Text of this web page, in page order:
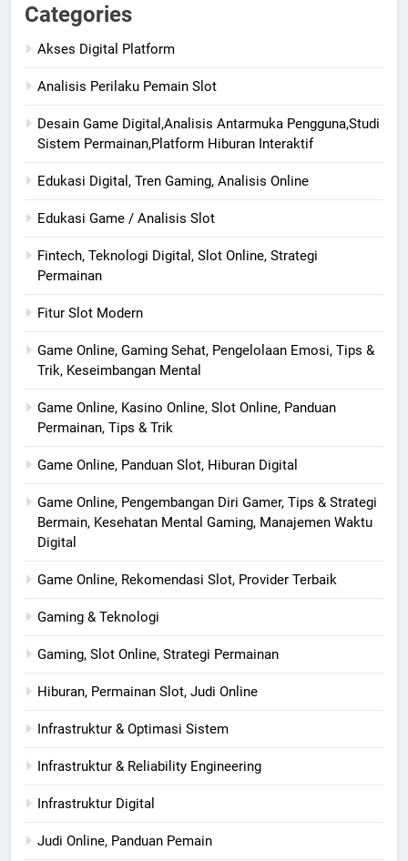
Categories
Akses Digital Platform
Analisis Perilaku Pemain Slot
Desain Game Digital,Analisis Antarmuka Pengguna,Studi
Sistem Permainan,Platform Hiburan Interaktif
Edukasi Digital, Tren Gaming, Analisis Online
Edukasi Game / Analisis Slot
Fintech, Teknologi Digital, Slot Online, Strategi
Permainan
Fitur Slot Modern
Game Online, Gaming Sehat, Pengelolaan Emosi, Tips &
Trik, Keseimbangan Mental
Game Online, Kasino Online, Slot Online, Panduan
Permainan, Tips & Trik
Game Online, Panduan Slot, Hiburan Digital
Game Online, Pengembangan Diri Gamer, Tips & Strategi
Bermain, Kesehatan Mental Gaming, Manajemen Waktu
Digital
Game Online, Rekomendasi Slot, Provider Terbaik
Gaming & Teknologi
Gaming, Slot Online, Strategi Permainan
Hiburan, Permainan Slot, Judi Online
Infrastruktur & Optimasi Sistem
Infrastruktur & Reliability Engineering
Infrastruktur Digital
Judi Online, Panduan Pemain